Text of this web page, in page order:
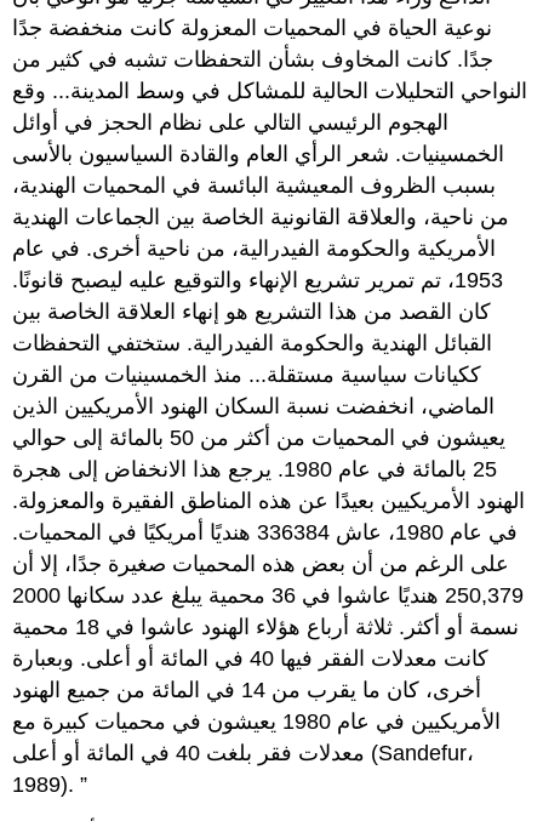
نوعية الحياة في المحميات المعزولة كانت منخفضة جدًا
جدًا. كانت المخاوف بشأن التحفظات تشبه في كثير من
النواحي التحليلات الحالية للمشاكل في وسط المدينة... وقع
الهجوم الرئيسي التالي على نظام الحجز في أوائل
الخمسينيات. شعر الرأي العام والقادة السياسيون بالأسى
بسبب الظروف المعيشية البائسة في المحميات الهندية،
من ناحية، والعلاقة القانونية الخاصة بين الجماعات الهندية
الأمريكية والحكومة الفيدرالية، من ناحية أخرى. في عام
1953، تم تمرير تشريع الإنهاء والتوقيع عليه ليصبح قانونًا.
كان القصد من هذا التشريع هو إنهاء العلاقة الخاصة بين
القبائل الهندية والحكومة الفيدرالية. ستختفي التحفظات
ككيانات سياسية مستقلة... منذ الخمسينيات من القرن
الماضي، انخفضت نسبة السكان الهنود الأمريكيين الذين
يعيشون في المحميات من أكثر من 50 بالمائة إلى حوالي
25 بالمائة في عام 1980. يرجع هذا الانخفاض إلى هجرة
الهنود الأمريكيين بعيدًا عن هذه المناطق الفقيرة والمعزولة.
في عام 1980، عاش 336384 هنديًا أمريكيًا في المحميات.
على الرغم من أن بعض هذه المحميات صغيرة جدًا، إلا أن
250,379 هنديًا عاشوا في 36 محمية يبلغ عدد سكانها 2000
نسمة أو أكثر. ثلاثة أرباع هؤلاء الهنود عاشوا في 18 محمية
كانت معدلات الفقر فيها 40 في المائة أو أعلى. وبعبارة
أخرى، كان ما يقرب من 14 في المائة من جميع الهنود
الأمريكيين في عام 1980 يعيشون في محميات كبيرة مع
معدلات فقر بلغت 40 في المائة أو أعلى (Sandefur،
1989).